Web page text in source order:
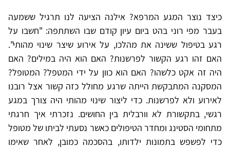
כיצד נוצר המגע המרפא? אילנה הציעה לנו תרגיל ששמעה
בעבר מפי רוני בהט ביום עיון קודם שבו השתתפה: "חשבו על
רגע בטיפול ששינה את מהלכו, על אירוע שיצר שינוי מהותי".
האם זהו רגע הקשור לפרשנות? האם הוא היה במילים? האם
היה זה אקט כלשהו? האם הוא כוון על ידי המטפל? המטופל?
המסקנה המתבקשת הייתה שרגע מחולל כזה קשור אצל רובנו
לאירוע ולא לפרשנות. כדי ליצור שינוי מהותי היה צורך במגע
רגשי, בתקשורת לא וורבלית בין החושים. נזכרתי איך חרגתי
מתחומי הסטינג ומחדר הטיפולים כאשר נסעתי לביתו של מטופל
כדי לפשפש בתמונות ילדותו, בהסכמה כמובן, לאחר שאימו